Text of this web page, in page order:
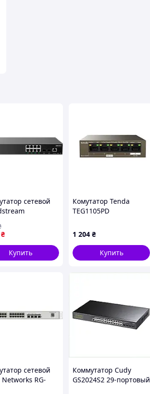
сетевой
₴
Купить
Комутатор Tenda
TEG1105PD
1 204 ₴
Купить
сетевой
RG-
Коммутатор Cudy
GS2024S2 29-портовый